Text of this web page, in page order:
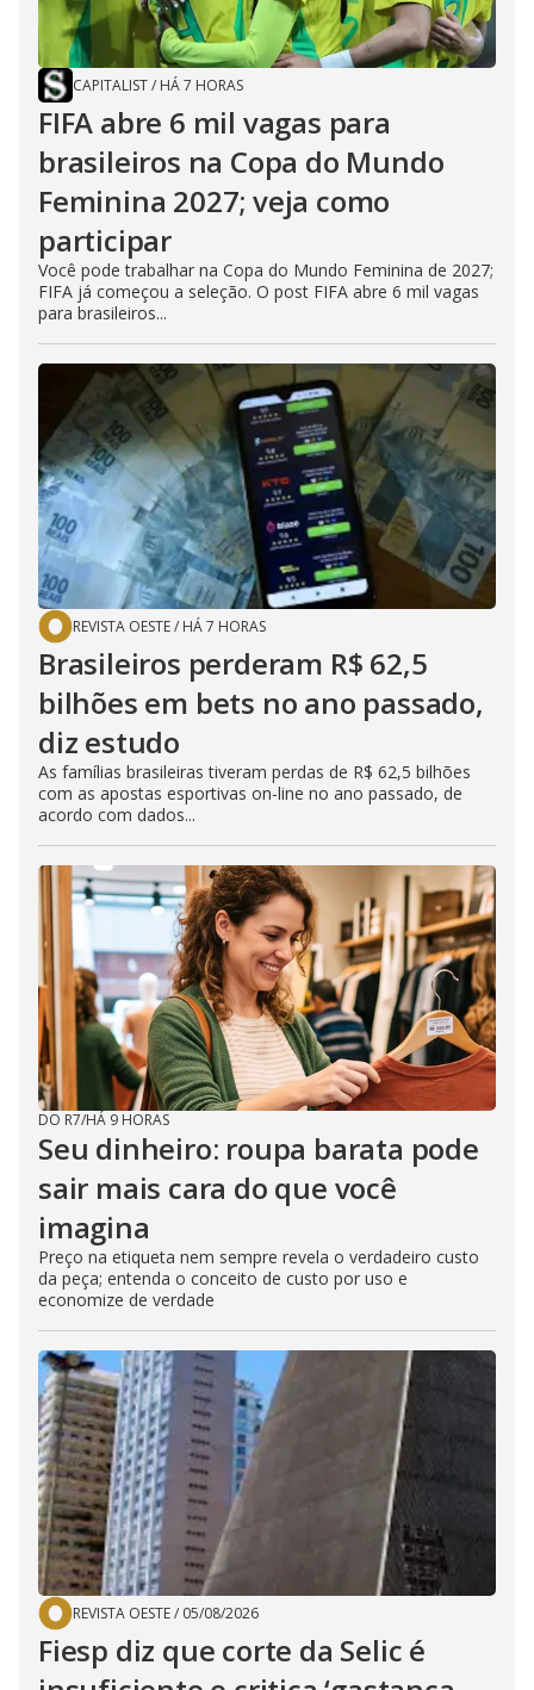
CAPITALIST/ HÁ 7 HORAS
FIFA abre 6 mil vagas para
brasileiros na Copa do Mundo
Feminina 2027; veja como
participar
Você pode trabalhar na Copa do Mundo Feminina de 2027;
FIFA já começou a seleção. O post FIFA abre 6 mil vagas
para brasileiros...
REVISTA OESTE/ HÁ 7 HORAS
Brasileiros perderam R$ 62,5
bilhões em bets no ano passado,
diz estudo
As famílias brasileiras tiveram perdas de R$ 62,5 bilhões
com as apostas esportivas on-line no ano passado, de
acordo com dados...
DO R7/HÁ 9 HORAS
Seu dinheiro: roupa barata pode
sair mais cara do que você
imagina
Preço na etiqueta nem sempre revela o verdadeiro custo
da peça; entenda o conceito de custo por uso e
economize de verdade
REVISTA OESTE/ 05/08/2026
Fiesp diz que corte da Selic é